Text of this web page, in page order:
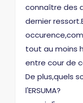
connaître des
dernier
tout au moins
entre cour de
De plus,quels
l'ERSUMA?